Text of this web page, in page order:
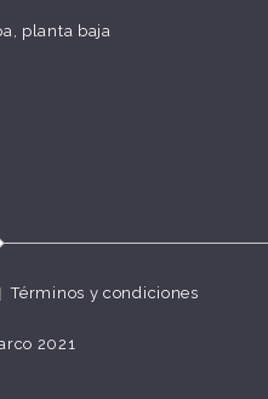
planta baja
Términos y condiciones
2021